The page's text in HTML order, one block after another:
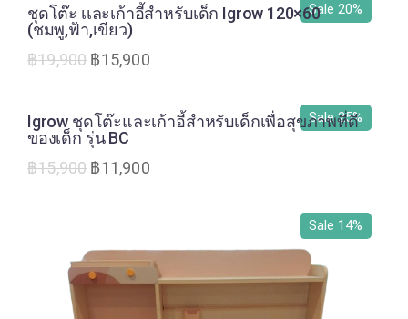
Sale 20%
ชุดโต๊ะ เเละเก้าอี้สำหรับเด็ก Igrow 120×60
(ชมพู,ฟ้า,เขียว)
฿19,900 ฿15,900
Sale 25%
Igrow ชุดโต๊ะและเก้าอี้สำหรับเด็กเพื่อสุขภาพที่ดี
ของเด็ก รุ่น BC
฿15,900 ฿11,900
Sale 14%